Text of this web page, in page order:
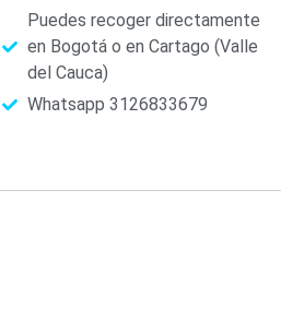
Puedes recoger directamente
en Bogotá o en Cartago (Valle
del Cauca)
Whatsapp 3126833679